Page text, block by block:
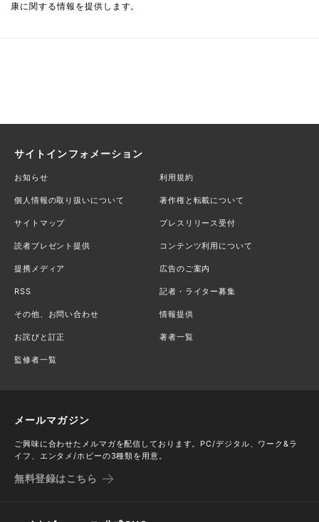
康に関する情報を提供します。
サイトインフォメーション
お知らせ 利用規約
個人情報の取り扱いについて 著作権と転載について
サイトマップ プレスリリース受付
読者プレゼント提供 コンテンツ利用について
提携メディア 広告のご案内
RSS 記者・ライター募集
その他、お問い合わせ 情報提供
お詫びと訂正 著者一覧
監修者一覧
メールマガジン
ご興味に合わせたメルマガを配信しております。PC/デジタル、ワーク&ラ
イフ、エンタメ/ホビーの3種類を用意。
無料登録はこちら